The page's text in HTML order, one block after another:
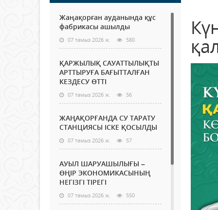
Жаңақорған ауданында құс
фабрикасы ашылды
07 тамыз 2026 ж. 580
ҚАРЖЫЛЫҚ САУАТТЫЛЫҚТЫ
АРТТЫРУҒА БАҒЫТТАЛҒАН
КЕЗДЕСУ ӨТТІ
07 тамыз 2026 ж. 56
ЖАҢАҚОРҒАНДА СУ ТАРАТУ
СТАНЦИЯСЫ ІСКЕ ҚОСЫЛДЫ
07 тамыз 2026 ж. 57
АУЫЛ ШАРУАШЫЛЫҒЫ –
ӨҢІР ЭКОНОМИКАСЫНЫҢ
НЕГІЗГІ ТІРЕГІ
07 тамыз 2026 ж. 550